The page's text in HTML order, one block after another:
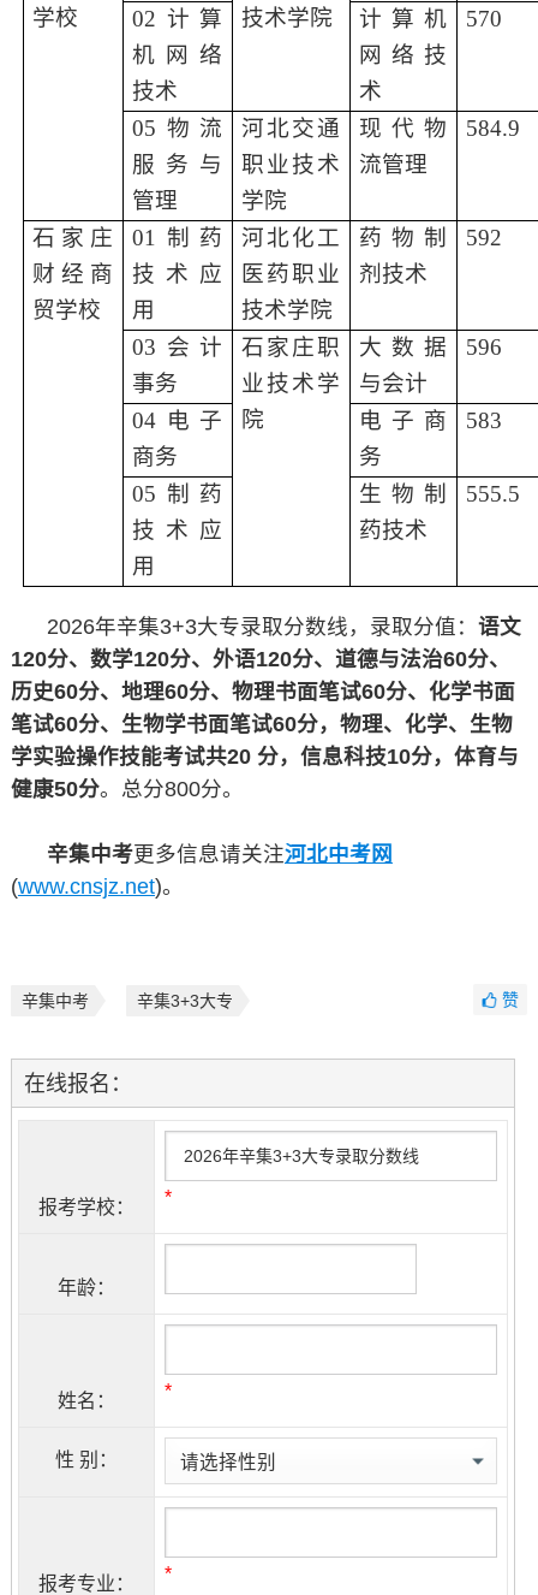
学校
技术学院
02计算
机网络
技术
计算机
网络技
术
570
05物流
服务与
管理
河北交通
职业技术
学院
现代物
流管理
584.9
石家庄
财经商
贸学校
01制药
技术应
用
河北化工
医药职业
技术学院
药物制
剂技术
592
03会计
事务
石家庄职
业技术学
院
大数据
与会计
596
04电子
商务
电子商
务
583
05制药
技术应
用
生物制
药技术
555.5
2026年辛集3+3大专录取分数线，录取分值： 语文
120分、数学120分、外语120分、道德与法治60分、
历史60分、地理60分、物理书面笔试60分、化学书面
笔试60分、生物学书面笔试60分，物理、化学、生物
学实验操作技能考试共20 分，信息科技10分，体育与
健康50分。总分800分。
辛集中考更多信息请关注河北中考网
(www.cnsjz.net)。
辛集中考 辛集3+3大专 赞
在线报名：
报考学校： *
年龄：
姓名： *
性 别：
报考专业： *